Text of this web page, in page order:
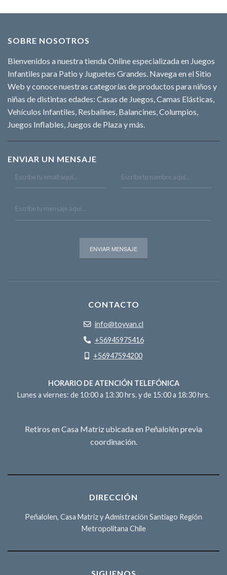
SOBRE NOSOTROS
Bienvenidos a nuestra tienda Online especializada en Juegos
Infantiles para Patio y Juguetes Grandes. Navega en el Sitio
Web y conoce nuestras categorías de productos para niños y
niñas de distintas edades: Casas de Juegos, Camas Elásticas,
Vehículos Infantiles, Resbalines, Balancines, Columpios,
Juegos Inflables, Juegos de Plaza y más.
ENVIAR UN MENSAJE
CONTACTO
info@toyvan.cl
+56945975416
+56947594200
HORARIO DE ATENCIÓN TELEFÓNICA
Lunes a viernes: de 10:00 a 13:30 hrs. y de 15:00 a 18:30 hrs.
Retiros en Casa Matriz ubicada en Peñalolén previa
coordinación.
DIRECCIÓN
Peñalolen, Casa Matriz y Admistración Santiago Región
Metropolitana Chile